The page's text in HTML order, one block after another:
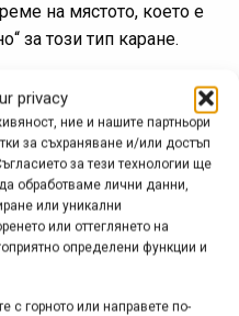
privacy
ние и нашите партньори
за съхраняване и/или достъп
за тези технологии ще
обработваме лични данни,
или уникални
или оттеглянето на
определени функции и
с горното или направете по-
на мястото, което е
за този тип каране.